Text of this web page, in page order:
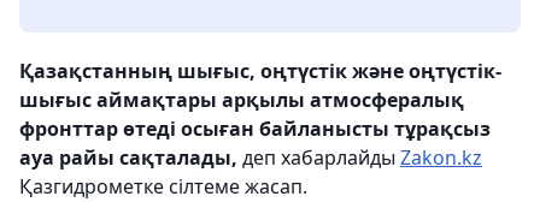
Қазақстанның шығыс, оңтүстік және оңтүстік-
шығыс аймақтары арқылы атмосфералық
фронттар өтеді осыған байланысты тұрақсыз
ауа райы сақталады, деп хабарлайды Zakon.kz
Қазгидрометке сілтеме жасап.